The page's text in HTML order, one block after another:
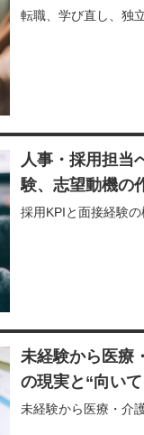
転職、学び直し、独
人事・採用担当
験、志望動機の
採用KPIと面接経験
未経験から医療
の現実と“向い
未経験から医療・介